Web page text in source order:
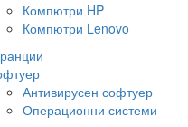
Компютри HP
Компютри Lenovo
Антивирусен софтуер
Операционни системи